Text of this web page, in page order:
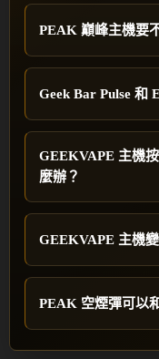
PEAK 巔峰主機要
Geek Bar Pulse 和
GEEKVAPE 主機
麼辦？
GEEKVAPE 主機
PEAK 空煙彈可以